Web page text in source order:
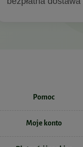
Pomoc
Moje konto